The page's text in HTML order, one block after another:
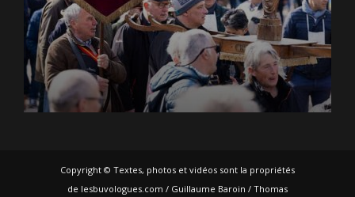
Copyright © Textes, photos et vidéos sont la propriétés
de lesbuvologues.com / Guillaume Baroin / Thomas